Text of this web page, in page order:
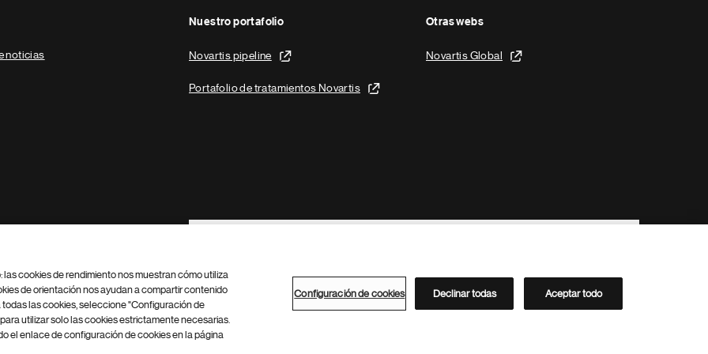
noticias
Nuestro portafolio
Novartis pipeline
Portafolio de tratamientos Novartis
Otras webs
Novartis Global
Footer Site Search
Configuración de cookies Mapa del sitio
Directorio de Novartis
cookies de rendimiento nos muestran cómo utiliza
de orientación nos ayudan a compartir contenido
las cookies, seleccione "Configuración de
utilizar solo las cookies estrictamente necesarias.
el enlace de configuración de cookies en la página
Configuración de cookies Declinar todas Aceptar todo